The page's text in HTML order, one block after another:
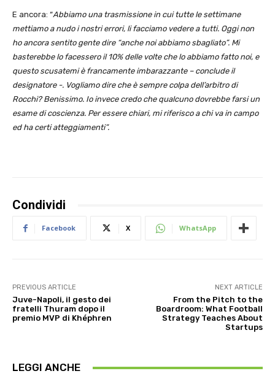
E ancora: “Abbiamo una trasmissione in cui tutte le settimane
mettiamo a nudo i nostri errori, li facciamo vedere a tutti. Oggi non
ho ancora sentito gente dire “anche noi abbiamo sbagliato”. Mi
basterebbe lo facessero il 10% delle volte che lo abbiamo fatto noi, e
questo scusatemi è francamente imbarazzante – conclude il
designatore -. Vogliamo dire che è sempre colpa dell’arbitro di
Rocchi? Benissimo. Io invece credo che qualcuno dovrebbe farsi un
esame di coscienza. Per essere chiari, mi riferisco a chi va in campo
ed ha certi atteggiamenti”.
Condividi
Facebook X WhatsApp
PREVIOUS ARTICLE
Juve-Napoli, il gesto dei
fratelli Thuram dopo il
premio MVP di Khéphren
NEXT ARTICLE
From the Pitch to the
Boardroom: What Football
Strategy Teaches About
Startups
LEGGI ANCHE